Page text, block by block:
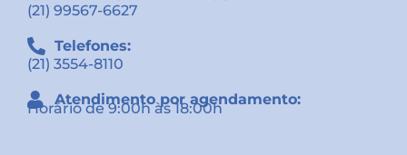
(21) 99567-6627
Telefones:
(21) 3554-8110
Atendimento por agendamento:
Horário de 9:00h às 18:00h